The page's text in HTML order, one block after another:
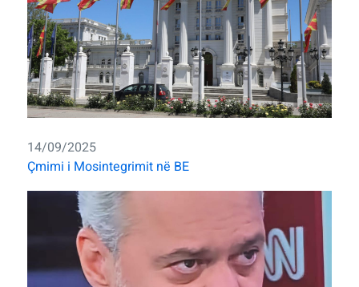
14/09/2025
Çmimi i Mosintegrimit në BE